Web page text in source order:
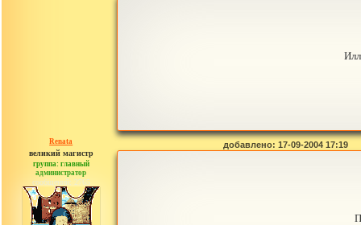
Renata
великий магистр
группа: главный
администратор
сообщений: 2765
добавлено: 17-09-2004 17:19